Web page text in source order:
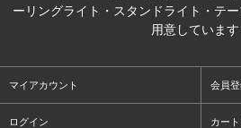
ーリングライト・スタンドライト・テ
用意しています
マイアカウント 会員
ログイン カー